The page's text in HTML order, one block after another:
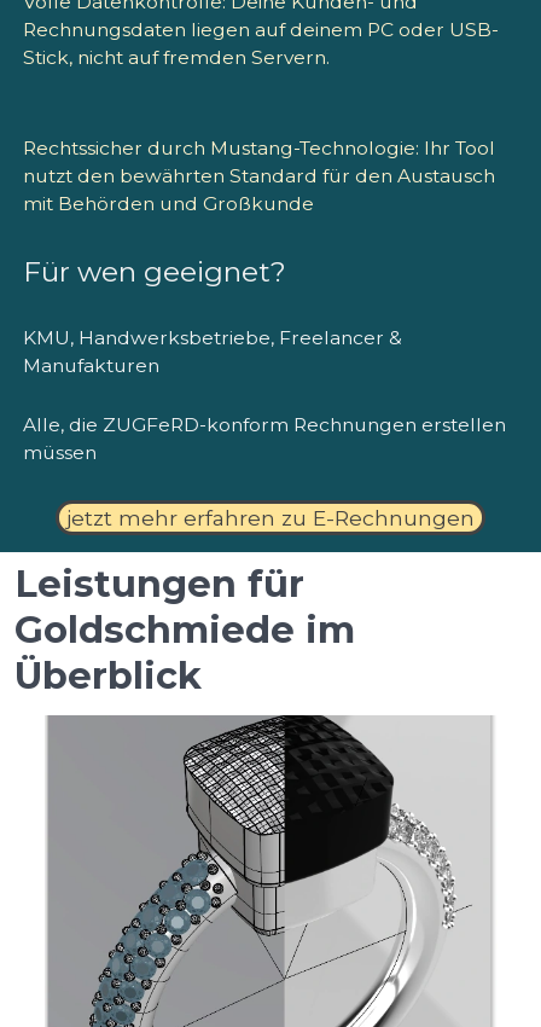
Rechnungsdaten liegen auf deinem PC oder USB-
Stick, nicht auf fremden Servern.
Rechtssicher durch Mustang-Technologie: Ihr Tool
nutzt den bewährten Standard für den Austausch
mit Behörden und Großkunde
Für wen geeignet?
KMU, Handwerksbetriebe, Freelancer &
Manufakturen
Alle, die ZUGFeRD-konform Rechnungen erstellen
müssen
jetzt mehr erfahren zu E-Rechnungen
Leistungen für
Goldschmiede im
Überblick